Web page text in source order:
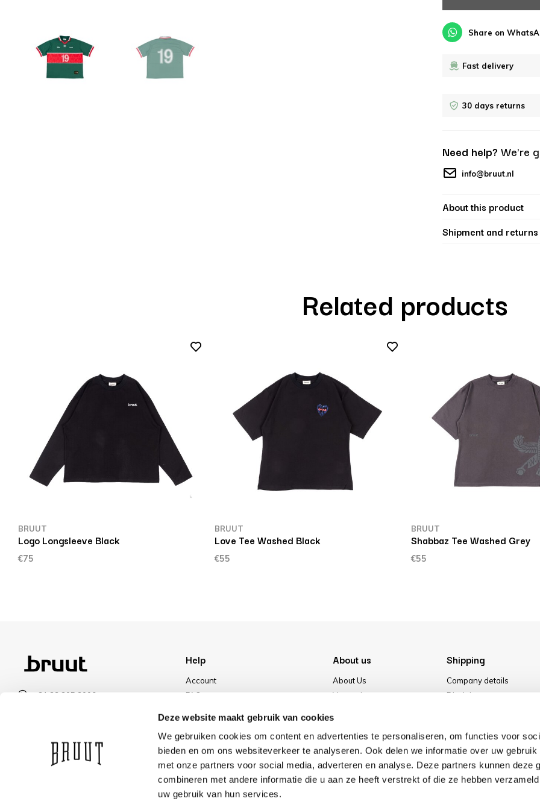
Deze website maakt gebruik van cookies
We gebruiken cookies om content en advertenties te personaliseren, om functies voor
bieden en om ons websiteverkeer te analyseren. Ook delen we informatie over uw
met onze partners voor social media, adverteren en analyse. Deze partners kunnen deze
combineren met andere informatie die u aan ze heeft verstrekt of die ze hebben
uw gebruik van hun services.
Share on
Fast delivery
30 days returns
Need help? We're
info@bruut.nl
About this product
Shipment and returns
Related products
BRUUT
Logo Longsleeve Black
€75
BRUUT
Love Tee Washed Black
€55
BRUUT
Shabbaz Tee Washed Grey
€55
+31 23 205 2006
VIEW OPENING HOURS
Help
Account
FAQ
Payment Methods
Shipping
Discount
About us
About Us
Vacancies
Our store
Shipping
Company details
Disclaimer
Cookies